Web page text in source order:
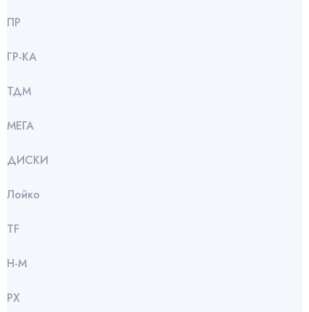
ПР
ГР-КА
ТДМ
МЕГА
ДИСКИ
Лойко
TF
Н-М
РХ